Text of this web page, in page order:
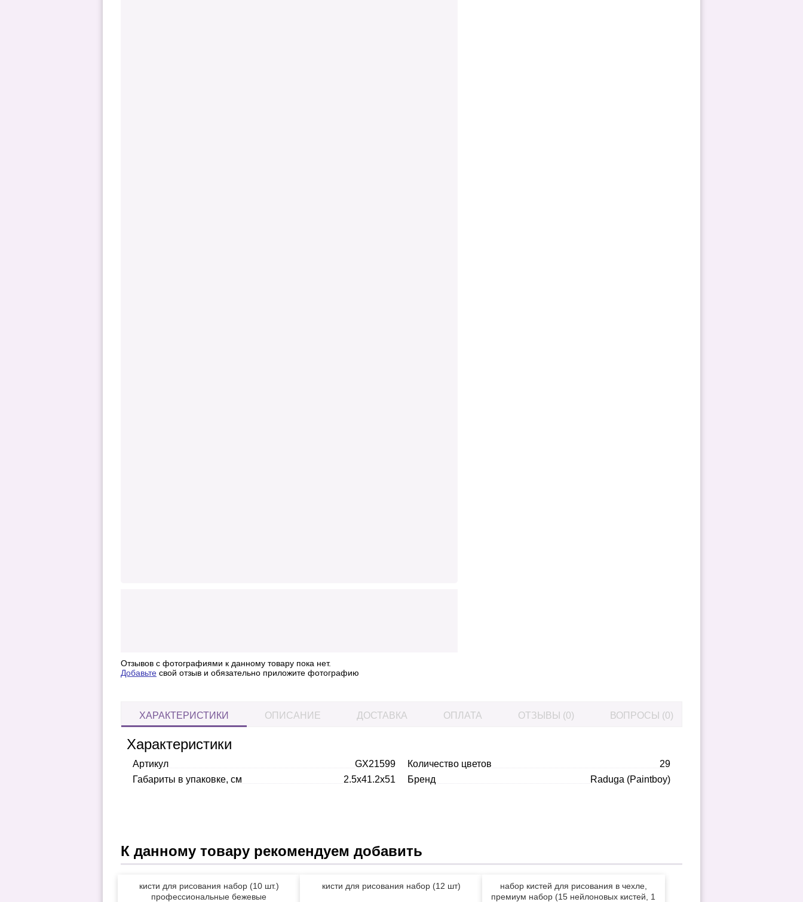
Отзывов с фотографиями к данному товару пока нет.
Добавьте свой отзыв и обязательно приложите фотографию
ХАРАКТЕРИСТИКИ ОПИСАНИЕ ДОСТАВКА ОПЛАТА ОТЗЫВЫ (0) ВОПРОСЫ (0)
Характеристики
Артикул GX21599 Количество цветов
29
Габариты в упаковке, см
2.5x41.2x51 Бренд Raduga (Paintboy)
К данному товару рекомендуем добавить
кисти для рисования набор (10 шт.)
профессиональные бежевые
кисти для рисования набор (12 шт)
набор кистей для рисования в чехле,
премиум набор (15 нейлоновых кистей, 1